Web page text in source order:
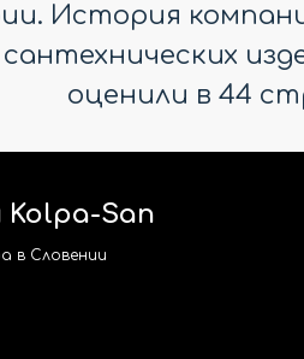
История
оценили в 44
San
в Словении